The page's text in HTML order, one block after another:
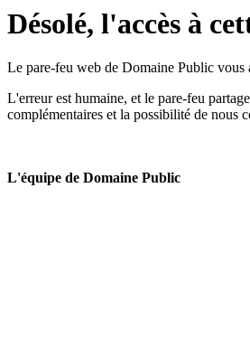
Désolé, l'accès à
Le pare-feu web de Domaine Public vous
L'erreur est humaine, et le pare-feu
complémentaires et la possibilité de nous
L'équipe de Domaine Public